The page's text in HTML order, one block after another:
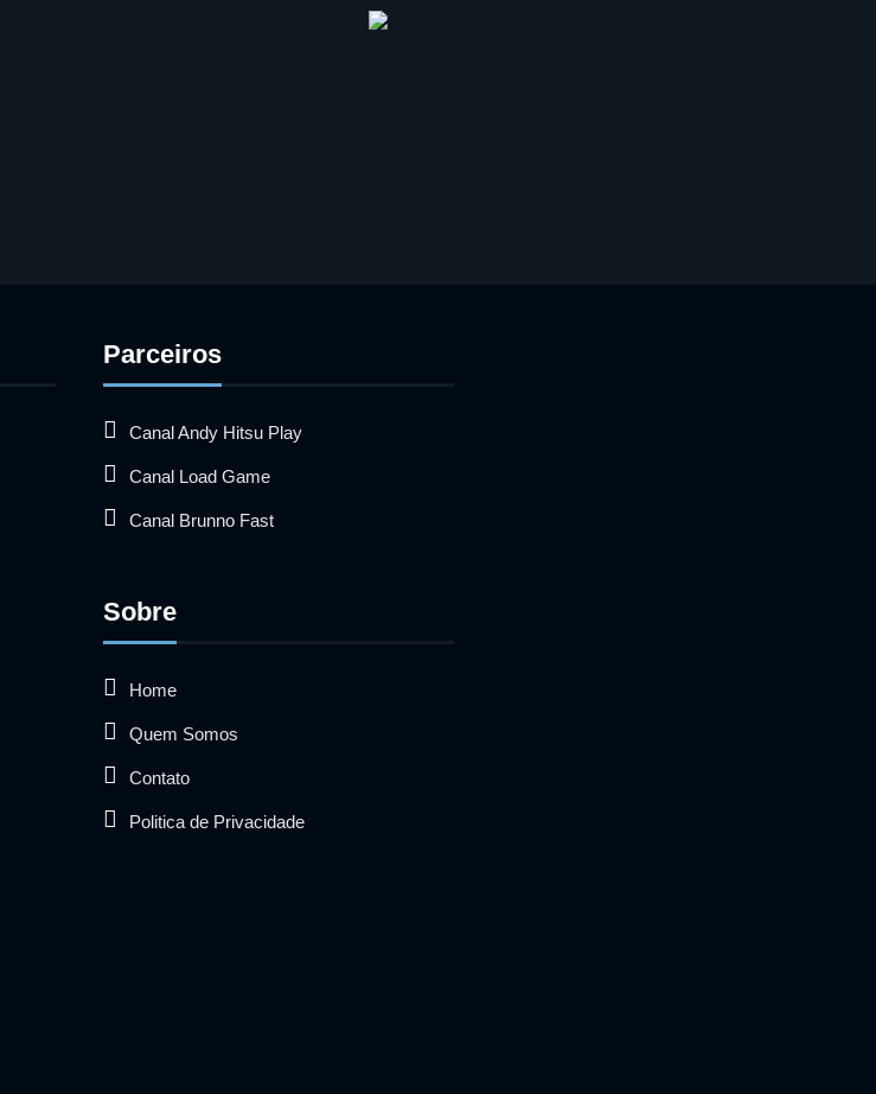
Parceiros
Canal Andy Hitsu Play
Canal Load Game
Canal Brunno Fast
Sobre
Home
Quem Somos
Contato
Politica de Privacidade